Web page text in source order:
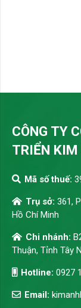
CÔNG TY
TRIỂN KIM
Mã số thuế:
Trụ sở: 361,
Hồ Chí Minh
Chi nhánh:
Thuận, Tỉnh Tây
Hotline: 0927
Email: